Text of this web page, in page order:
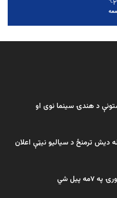
℃
د هندۍ سینما نوی او
دیش ترمنځ د سیالیو نیټې اعلان